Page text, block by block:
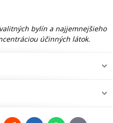
bylín a najjemnejšieho
účinných látok.